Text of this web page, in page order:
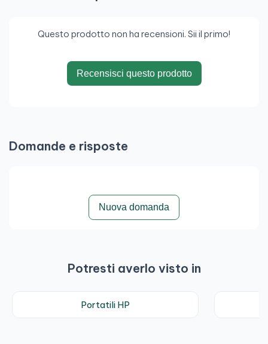
Questo prodotto non ha recensioni. Sii il primo!
Recensisci questo prodotto
Domande e risposte
Nuova domanda
Potresti averlo visto in
Portatili HP